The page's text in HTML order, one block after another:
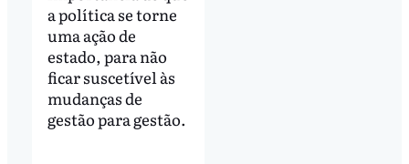
a política se torne
uma ação de
estado, para não
ficar suscetível às
mudanças de
gestão para gestão.